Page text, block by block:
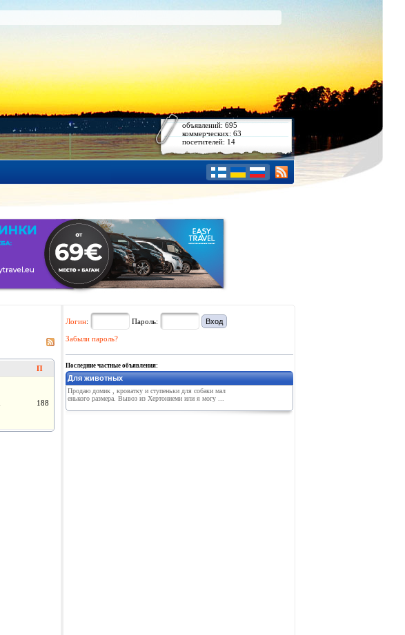
объявлений: 695
коммерческих: 63
посетителей: 14
П
188
Логин: Пароль:
Забыли пароль?
Последние частные объявления:
Для животных
Продаю домик , кроватку и ступеньки для собаки мал
енького размера. Вывоз из Хертониеми или я могу ...